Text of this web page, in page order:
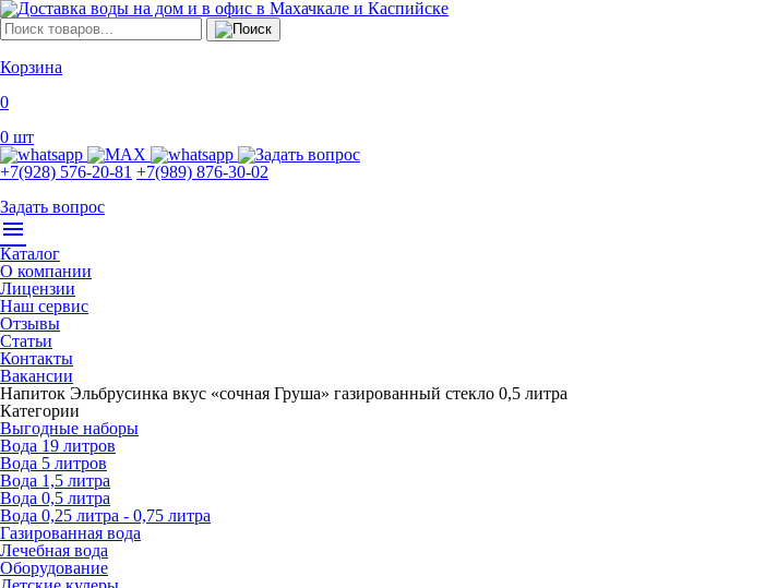
Корзина
0
0 шт
+7(928) 576-20-81 +7(989) 876-30-02
Задать вопрос
menu
Каталог
О компании
Лицензии
Наш сервис
Отзывы
Статьи
Контакты
Вакансии
Напиток Эльбрусинка вкус «сочная Груша» газированный стекло 0,5 литра
Категории
Выгодные наборы
Вода 19 литров
Вода 5 литров
Вода 1,5 литра
Вода 0,5 литра
Вода 0,25 литра - 0,75 литра
Газированная вода
Лечебная вода
Оборудование